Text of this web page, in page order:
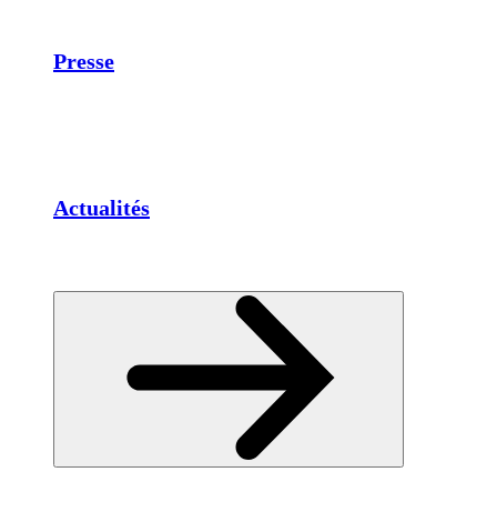
Presse
Actualités